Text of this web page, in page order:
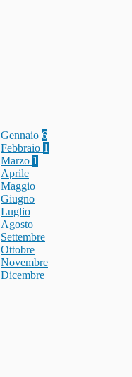
Gennaio 6
Febbraio 1
Marzo 1
Aprile
Maggio
Giugno
Luglio
Agosto
Settembre
Ottobre
Novembre
Dicembre